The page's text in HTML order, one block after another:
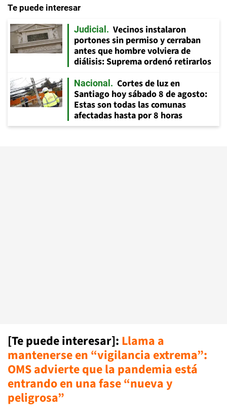
Te puede interesar
Judicial
Vecinos instalaron
portones sin permiso y cerraban
antes que hombre volviera de
diálisis: Suprema ordenó retirarlos
Nacional
Cortes de luz en
Santiago hoy sábado 8 de agosto:
Estas son todas las comunas
afectadas hasta por 8 horas
[Te puede interesar]: Llama a
mantenerse en “vigilancia extrema”:
OMS advierte que la pandemia está
entrando en una fase “nueva y
peligrosa”